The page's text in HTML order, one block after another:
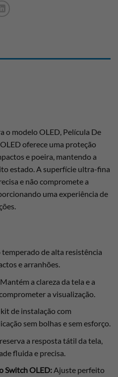
o modelo OLED, Película De
oferece uma proteção
e poeira, mantendo a
estado. A superfície ultra-fina
e não compromete a
uma experiência de
de alta resistência
e arranhões.
a clareza da tela e a
a visualização.
de instalação com
sem bolhas e sem esforço.
a resposta tátil da tela,
fluida e precisa.
Switch OLED:Ajuste perfeito